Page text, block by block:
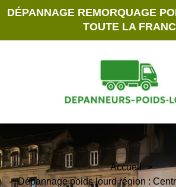
DÉPANNAGE REMORQUAGE
TOUTE LA
Accueil
Dépannage poids lourd région :